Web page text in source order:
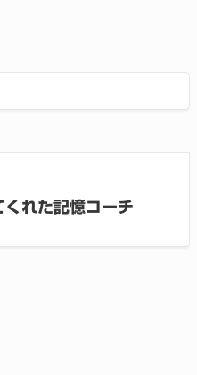
くれた記憶コーチ